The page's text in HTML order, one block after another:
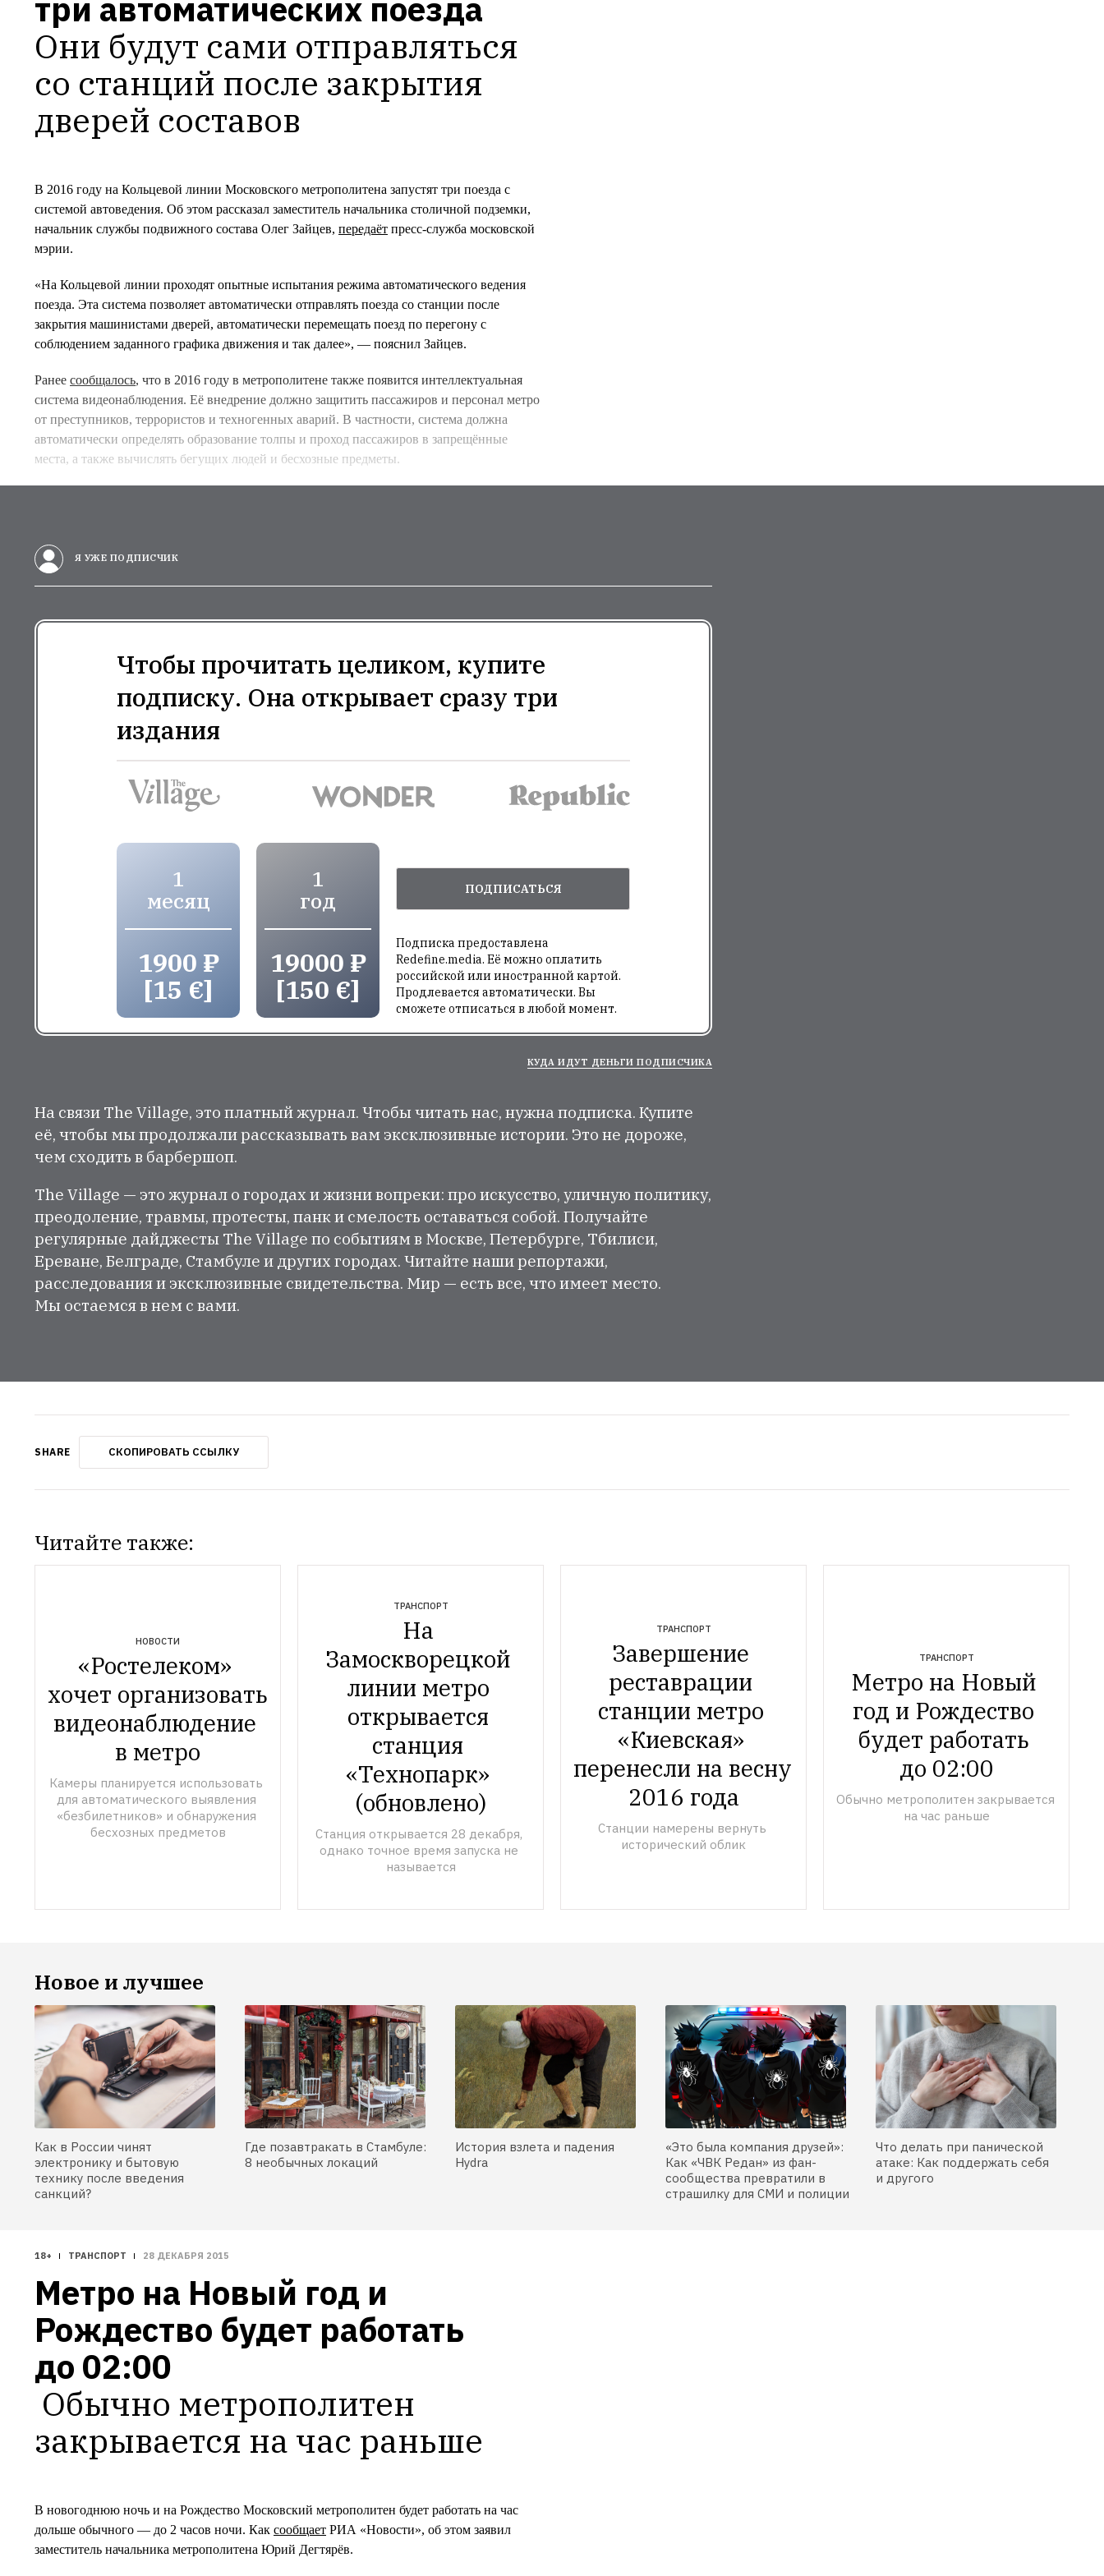
Они будут сами отправляться
со станций после закрытия
дверей составов
В 2016 году на Кольцевой линии Московского метрополитена запустят три поезда с
системой автоведения. Об этом рассказал заместитель начальника столичной подземки,
начальник службы подвижного состава Олег Зайцев, передаёт пресс-служба московской
мэрии.
«На Кольцевой линии проходят опытные испытания режима автоматического ведения
поезда. Эта система позволяет автоматически отправлять поезда со станции после
закрытия машинистами дверей, автоматически перемещать поезд по перегону с
соблюдением заданного графика движения и так далее», — пояснил Зайцев.
Ранее сообщалось, что в 2016 году в метрополитене также появится интеллектуальная
система видеонаблюдения. Её внедрение должно защитить пассажиров и персонал метро
от преступников, террористов и техногенных аварий. В частности, система должна
автоматически определять образование толпы и проход пассажиров в запрещённые
места, а также вычислять бегущих людей и бесхозные предметы.
Я УЖЕ ПОДПИСЧИК
Чтобы прочитать целиком, купите
подписку. Она открывает сразу три
издания
1
месяц
1900 ₽
[15 €]
1
год
19000 ₽
[150 €]
ПОДПИСАТЬСЯ
Подписка предоставлена
Redefine.media. Её можно оплатить
российской или иностранной картой.
Продлевается автоматически. Вы
сможете отписаться в любой момент.
КУДА ИДУТ ДЕНЬГИ ПОДПИСЧИКА
На связи The Village, это платный журнал. Чтобы читать нас, нужна подписка. Купите
её, чтобы мы продолжали рассказывать вам эксклюзивные истории. Это не дороже,
чем сходить в барбершоп.
The Village — это журнал о городах и жизни вопреки: про искусство, уличную политику,
преодоление, травмы, протесты, панк и смелость оставаться собой. Получайте
регулярные дайджесты The Village по событиям в Москве, Петербурге, Тбилиси,
Ереване, Белграде, Стамбуле и других городах. Читайте наши репортажи,
расследования и эксклюзивные свидетельства. Мир — есть все, что имеет место.
Мы остаемся в нем с вами.
SHARE СКОПИРОВАТЬ ССЫЛКУ
Читайте также:
НОВОСТИ
«Ростелеком»
хочет организовать
видеонаблюдение
в метро
Камеры планируется использовать
для автоматического выявления
«безбилетников» и обнаружения
бесхозных предметов
ТРАНСПОРТ
На
Замоскворецкой
линии метро
открывается
станция
«Технопарк»
(обновлено)
Станция открывается 28 декабря,
однако точное время запуска не
называется
ТРАНСПОРТ
Завершение
реставрации
станции метро
«Киевская»
перенесли на весну
Станции намерены вернуть
исторический облик
ТРАНСПОРТ
Метро на Новый
год и Рождество
будет работать
Обычно метрополитен закрывается
на час раньше
Новое и лучшее
Как в России чинят
электронику и бытовую
технику после введения
санкций?
Где позавтракать в Стамбуле:
8 необычных локаций
История взлета и падения
Hydra
«Это была компания друзей»:
Как «ЧВК Редан» из фан-
сообщества превратили в
страшилку для СМИ и полиции
Что делать при панической
атаке: Как поддержать себя
и другого
18+ ТРАНСПОРТ 28 ДЕКАБРЯ 2015
Метро на Новый год и
Рождество будет работать
Обычно метрополитен
закрывается на час раньше
В новогоднюю ночь и на Рождество Московский метрополитен будет работать на час
дольше обычного — до 2 часов ночи. Как сообщает РИА «Новости», об этом заявил
заместитель начальника метрополитена Юрий Дегтярёв.